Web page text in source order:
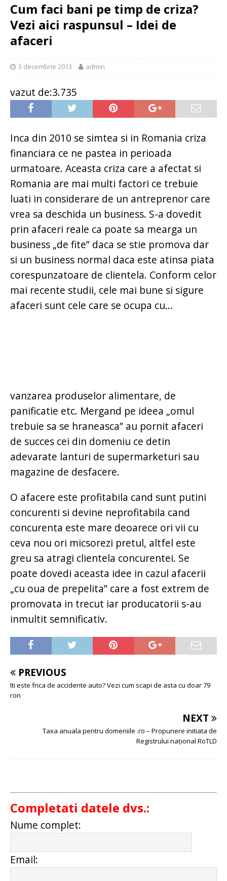
Cum faci bani pe timp de criza?
Vezi aici raspunsul – Idei de
afaceri
3 decembrie 2013 admin
vazut de:3.735
Inca din 2010 se simtea si in Romania criza
financiara ce ne pastea in perioada
urmatoare. Aceasta criza care a afectat si
Romania are mai multi factori ce trebuie
luati in considerare de un antreprenor care
vrea sa deschida un business. S-a dovedit
prin afaceri reale ca poate sa mearga un
business „de fite” daca se stie promova dar
si un business normal daca este atinsa piata
corespunzatoare de clientela. Conform celor
mai recente studii, cele mai bune si sigure
afaceri sunt cele care se ocupa cu...
vanzarea produselor alimentare, de
panificatie etc. Mergand pe ideea „omul
trebuie sa se hraneasca” au pornit afaceri
de succes cei din domeniu ce detin
adevarate lanturi de supermarketuri sau
magazine de desfacere.
O afacere este profitabila cand sunt putini
concurenti si devine neprofitabila cand
concurenta este mare deoarece ori vii cu
ceva nou ori micsorezi pretul, altfel este
greu sa atragi clientela concurentei. Se
poate dovedi aceasta idee in cazul afacerii
„cu oua de prepelita” care a fost extrem de
promovata in trecut iar producatorii s-au
inmultit semnificativ.
PREVIOUS
Iti este frica de accidente auto? Vezi cum scapi de asta cu doar 79
ron
NEXT
Taxa anuala pentru domeniile .ro – Propunere initiata de
Registrului naţional RoTLD
Completati datele dvs.:
Nume complet:
Email: